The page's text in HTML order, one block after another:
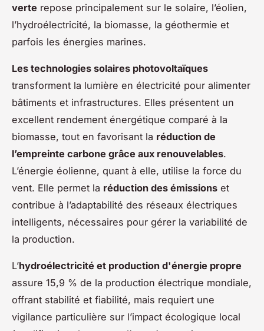
verte repose principalement sur le solaire, l’éolien,
l’hydroélectricité, la biomasse, la géothermie et
parfois les énergies marines.
Les technologies solaires photovoltaïques
transforment la lumière en électricité pour alimenter
bâtiments et infrastructures. Elles présentent un
excellent rendement énergétique comparé à la
biomasse, tout en favorisant la réduction de
l’empreinte carbone grâce aux renouvelables.
L’énergie éolienne, quant à elle, utilise la force du
vent. Elle permet la réduction des émissions et
contribue à l’adaptabilité des réseaux électriques
intelligents, nécessaires pour gérer la variabilité de
la production.
L’hydroélectricité et production d'énergie propre
assure 15,9 % de la production électrique mondiale,
offrant stabilité et fiabilité, mais requiert une
vigilance particulière sur l’impact écologique local